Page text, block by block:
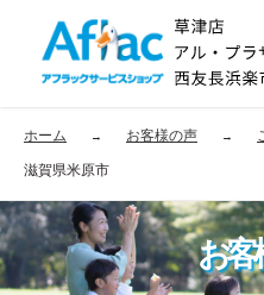
ホーム お客様の声
滋賀県米原市
お客